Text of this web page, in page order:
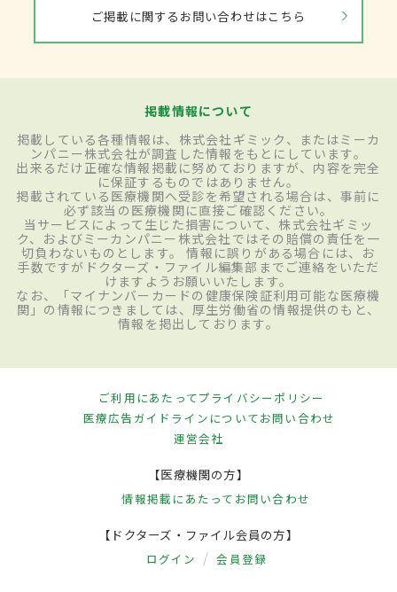
ご掲載に関するお問い合わせはこちら
掲載情報について
掲載している各種情報は、株式会社ギミック、またはミーカ
ンパニー株式会社が調査した情報をもとにしています。
出来るだけ正確な情報掲載に努めておりますが、内容を完全
に保証するものではありません。
掲載されている医療機関へ受診を希望される場合は、事前に
必ず該当の医療機関に直接ご確認ください。
当サービスによって生じた損害について、株式会社ギミッ
ク、およびミーカンパニー株式会社ではその賠償の責任を一
切負わないものとします。 情報に誤りがある場合には、お
手数ですがドクターズ・ファイル編集部までご連絡をいただ
けますようお願いいたします。
なお、「マイナンバーカードの健康保険証利用可能な医療機
関」の情報につきましては、厚生労働省の情報提供のもと、
情報を掲出しております。
ご利用にあたってプライバシーポリシー
医療広告ガイドラインについてお問い合わせ
運営会社
【医療機関の方】
情報掲載にあたって お問い合わせ
【ドクターズ・ファイル会員の方】
ログイン 会員登録